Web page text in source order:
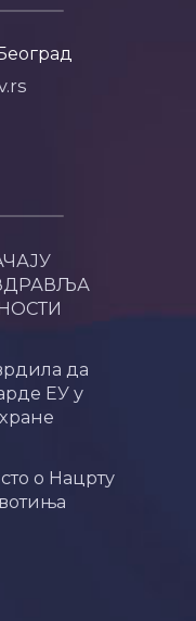
да
ЕУ у
о Нацрту